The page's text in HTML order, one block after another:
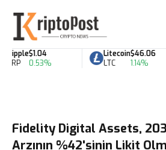
Ripple
XRP
$1.04
0.53%
Litecoin
LTC
$46.06
1.14%
Fidelity Digital Assets,
Arzının %42'sinin Likit